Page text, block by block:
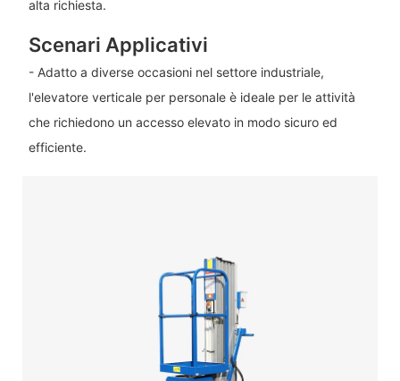
alta richiesta.
Scenari Applicativi
- Adatto a diverse occasioni nel settore industriale,
l'elevatore verticale per personale è ideale per le attività
che richiedono un accesso elevato in modo sicuro ed
efficiente.